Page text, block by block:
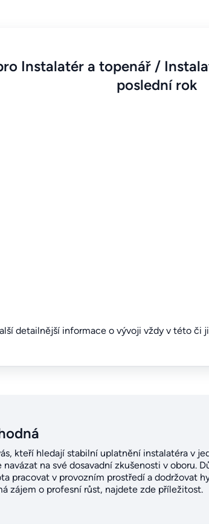
Instalatér a topenář /
poslední rok
detailnější informace o vývoji vždy v této či
kteří hledají stabilní uplatnění instalatéra v
na své dosavadní zkušenosti v oboru.
pracovat v provozním prostředí a dodržovat
zájem o profesní růst, najdete zde příležitost.